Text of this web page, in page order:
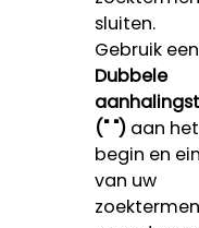
sluiten.
Gebruik een
Dubbele
(" ")aan het
begin en
van uw